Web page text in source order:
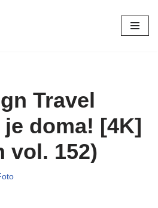
Travel
doma! [4K]
vol. 152)